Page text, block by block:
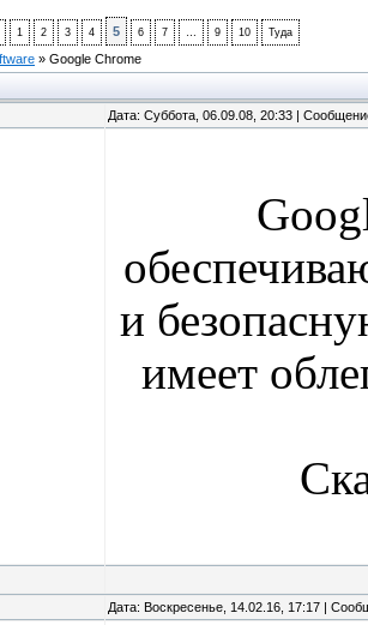
1 2 3 4 5 6 7 … 9 10 Туда
» Google Chrome
Дата: Суббота, 06.09.08, 20:33 |
и
имеет
Дата: Воскресенье, 14.02.16, 17:17 |